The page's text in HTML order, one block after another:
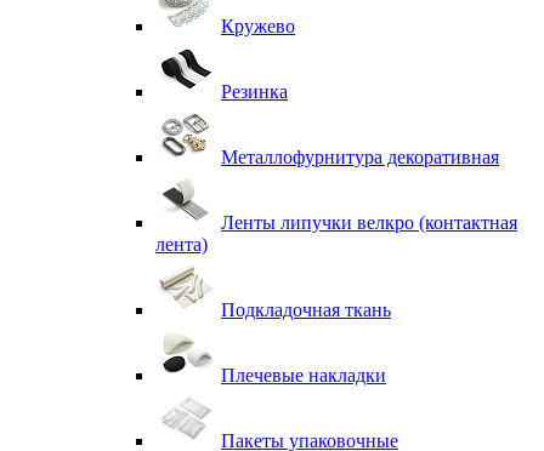
Кружево
Резинка
Металлофурнитура декоративная
Ленты липучки велкро (контактная
лента)
Подкладочная ткань
Плечевые накладки
Пакеты упаковочные